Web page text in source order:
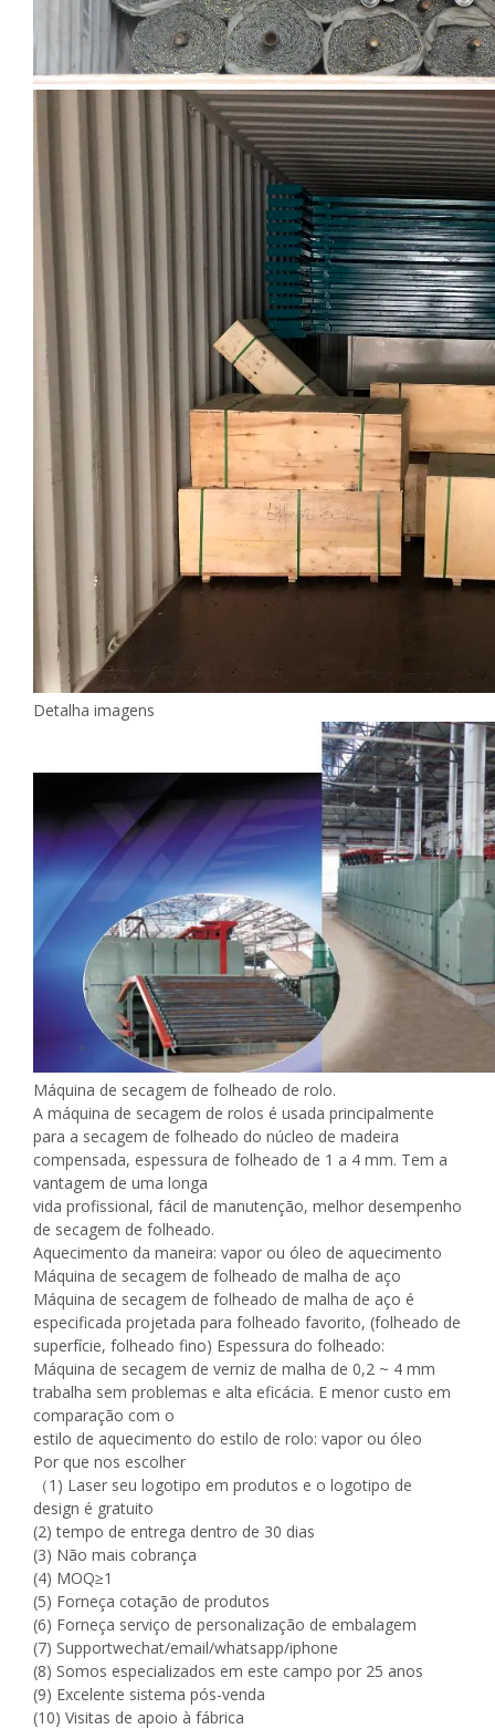
Detalha imagens
Máquina de secagem de folheado de rolo.
A máquina de secagem de rolos é usada principalmente
para a secagem de folheado do núcleo de madeira
compensada, espessura de folheado de 1 a 4 mm. Tem a
vantagem de uma longa
vida profissional, fácil de manutenção, melhor desempenho
de secagem de folheado.
Aquecimento da maneira: vapor ou óleo de aquecimento
Máquina de secagem de folheado de malha de aço
Máquina de secagem de folheado de malha de aço é
especificada projetada para folheado favorito, (folheado de
superfície, folheado fino) Espessura do folheado:
Máquina de secagem de verniz de malha de 0,2 ~ 4 mm
trabalha sem problemas e alta eficácia. E menor custo em
comparação com o
estilo de aquecimento do estilo de rolo: vapor ou óleo
Por que nos escolher
（1) Laser seu logotipo em produtos e o logotipo de
design é gratuito
(2) tempo de entrega dentro de 30 dias
(3) Não mais cobrança
(4) MOQ≥1
(5) Forneça cotação de produtos
(6) Forneça serviço de personalização de embalagem
(7) Supportwechat/email/whatsapp/iphone
(8) Somos especializados em este campo por 25 anos
(9) Excelente sistema pós-venda
(10) Visitas de apoio à fábrica